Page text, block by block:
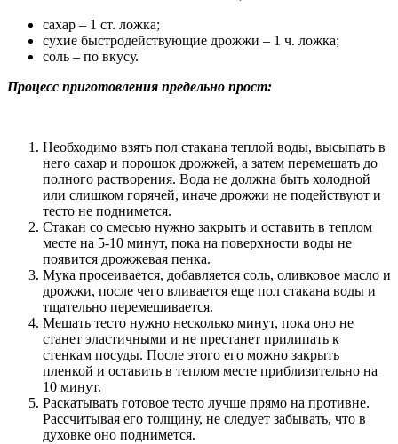
сахар – 1 ст. ложка;
сухие быстродействующие дрожжи – 1 ч. ложка;
соль – по вкусу.
Процесс приготовления предельно прост:
Необходимо взять пол стакана теплой воды, высыпать в
него сахар и порошок дрожжей, а затем перемешать до
полного растворения. Вода не должна быть холодной
или слишком горячей, иначе дрожжи не подействуют и
тесто не поднимется.
Стакан со смесью нужно закрыть и оставить в теплом
месте на 5-10 минут, пока на поверхности воды не
появится дрожжевая пенка.
Мука просеивается, добавляется соль, оливковое масло и
дрожжи, после чего вливается еще пол стакана воды и
тщательно перемешивается.
Мешать тесто нужно несколько минут, пока оно не
станет эластичными и не престанет прилипать к
стенкам посуды. После этого его можно закрыть
пленкой и оставить в теплом месте приблизительно на
10 минут.
Раскатывать готовое тесто лучше прямо на противне.
Рассчитывая его толщину, не следует забывать, что в
духовке оно поднимется.